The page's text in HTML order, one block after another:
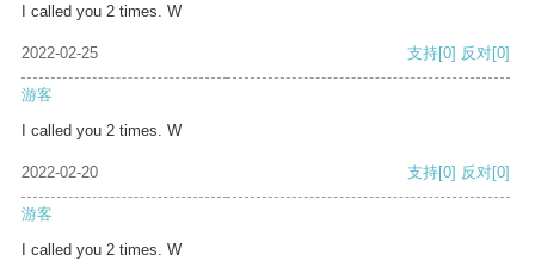
I called you 2 times. W
2022-02-25 支持[0] 反对[0]
游客
I called you 2 times. W
2022-02-20 支持[0] 反对[0]
游客
I called you 2 times. W